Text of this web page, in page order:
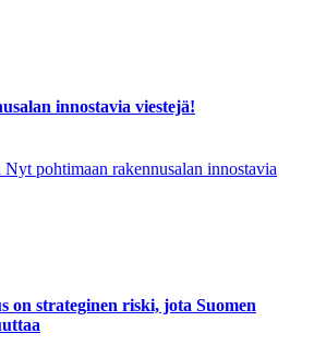
innostavia viestejä!
pohtimaan rakennusalan innostavia
on strateginen riski, jota Suomen